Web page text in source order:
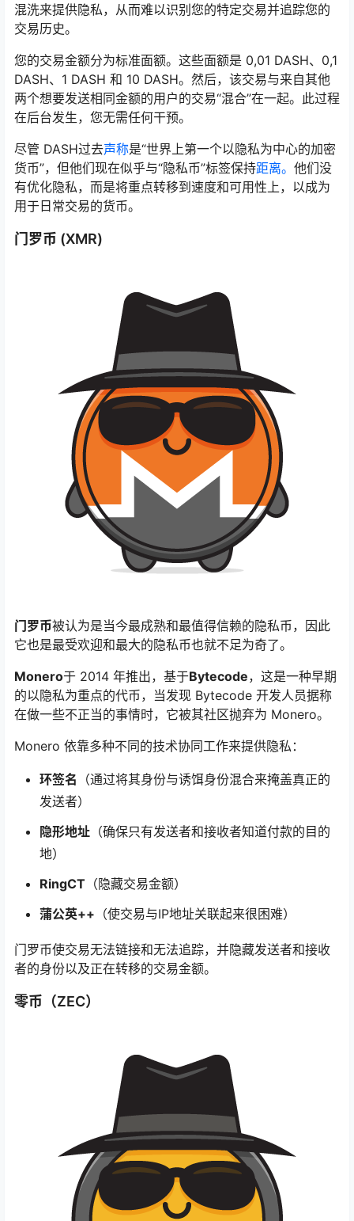
混洗来提供隐私，从而难以识别您的特定交易并追踪您的
交易历史。
您的交易金额分为标准面额。这些面额是 0,01 DASH、0,1
DASH、1 DASH 和 10 DASH。然后，该交易与来自其他
两个想要发送相同金额的用户的交易“混合”在一起。此过程
在后台发生，您无需任何干预。
尽管 DASH过去声称是“世界上第一个以隐私为中心的加密
货币”，但他们现在似乎与“隐私币”标签保持距离。 他们没
有优化隐私，而是将重点转移到速度和可用性上，以成为
用于日常交易的货币。
门罗币 (XMR)
门罗币被认为是当今最成熟和最值得信赖的隐私币，因此
它也是最受欢迎和最大的隐私币也就不足为奇了。
Monero于 2014 年推出，基于Bytecode，这是一种早期
的以隐私为重点的代币，当发现 Bytecode 开发人员据称
在做一些不正当的事情时，它被其社区抛弃为 Monero。
Monero 依靠多种不同的技术协同工作来提供隐私：
环签名 （通过将其身份与诱饵身份混合来掩盖真正的
发送者）
隐形地址 （确保只有发送者和接收者知道付款的目的
地）
RingCT （隐藏交易金额）
蒲公英++ （使交易与IP地址关联起来很困难）
门罗币使交易无法链接和无法追踪，并隐藏发送者和接收
者的身份以及正在转移的交易金额。
零币（ZEC）